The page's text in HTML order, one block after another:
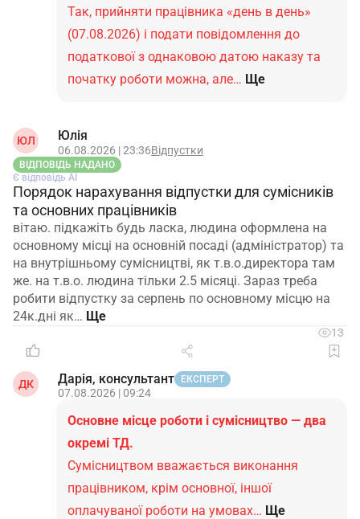
Так, прийняти працівника «день в день»
(07.08.2026) і подати повідомлення до
податкової з однаковою датою наказу та
початку роботи можна, але… Ще
ЮЛ Юлія
06.08.2026 | 23:36Відпустки
ВІДПОВІДЬ НАДАНО
Є відповідь АІ
Порядок нарахування відпустки для сумісників
та основних працівників
вітаю. підкажіть будь ласка, людина оформлена на
основному місці на основній посаді (адміністратор) та
на внутрішньому сумісництві, як т.в.о.директора там
же. на т.в.о. людина тільки 2.5 місяці. Зараз треба
робити відпустку за серпень по основному місцю на
24к.дні як…
13
ДК Дарія, консультант ЕКСПЕРТ
07.08.2026 | 09:24
Основне місце роботи і сумісництво — два
окремі ТД.
Сумісництвом вважається виконання
працівником, крім основної, іншої
оплачуваної роботи на умовах… Ще